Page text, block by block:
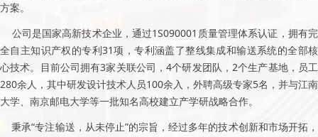
方案。
公司是国家高新技术企业，通过1S090001质量管理体系认证，拥有完
全自主知识产权的专利31项，专利涵盖了整线集成和输送系统的全部核
心技术。目前公司拥有3家关联公司，4个研发团队，2个生产基地，员工
280余人，其中研发设计技术人员100余入，外聘高级专家5名，并与江南
大学、南京邮电大学等一批知名高校建立产学研战略合作。
秉承“专注输送，从未停止”的宗旨，经过多年的技术创新和市场开拓，